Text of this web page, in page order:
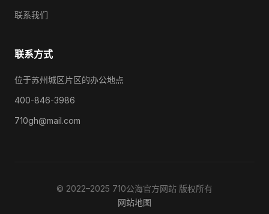
联系我们
联系方式
位于苏州城区片区的办公地点
400-846-3986
710gh@mail.com
© 2022–2025 710公海官方网站 版权所有
网站地图